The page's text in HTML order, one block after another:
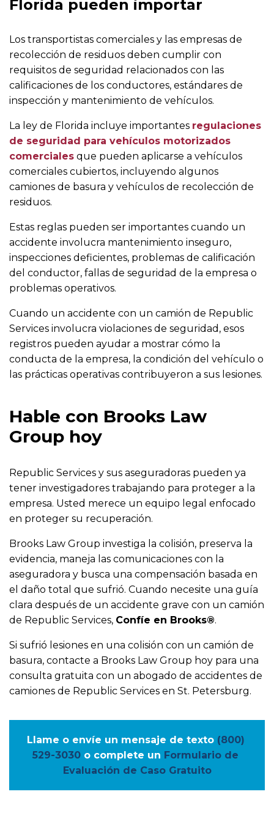
Florida pueden importar
Los transportistas comerciales y las empresas de
recolección de residuos deben cumplir con
requisitos de seguridad relacionados con las
calificaciones de los conductores, estándares de
inspección y mantenimiento de vehículos.
La ley de Florida incluye importantes regulaciones
de seguridad para vehículos motorizados
comerciales que pueden aplicarse a vehículos
comerciales cubiertos, incluyendo algunos
camiones de basura y vehículos de recolección de
residuos.
Estas reglas pueden ser importantes cuando un
accidente involucra mantenimiento inseguro,
inspecciones deficientes, problemas de calificación
del conductor, fallas de seguridad de la empresa o
problemas operativos.
Cuando un accidente con un camión de Republic
Services involucra violaciones de seguridad, esos
registros pueden ayudar a mostrar cómo la
conducta de la empresa, la condición del vehículo o
las prácticas operativas contribuyeron a sus lesiones.
Hable con Brooks Law
Group hoy
Republic Services y sus aseguradoras pueden ya
tener investigadores trabajando para proteger a la
empresa. Usted merece un equipo legal enfocado
en proteger su recuperación.
Brooks Law Group investiga la colisión, preserva la
evidencia, maneja las comunicaciones con la
aseguradora y busca una compensación basada en
el daño total que sufrió. Cuando necesite una guía
clara después de un accidente grave con un camión
de Republic Services, Confíe en Brooks®.
Si sufrió lesiones en una colisión con un camión de
basura, contacte a Brooks Law Group hoy para una
consulta gratuita con un abogado de accidentes de
camiones de Republic Services en St. Petersburg.
Llame o envíe un mensaje de texto (800)
529-3030 o complete un Formulario de
Evaluación de Caso Gratuito